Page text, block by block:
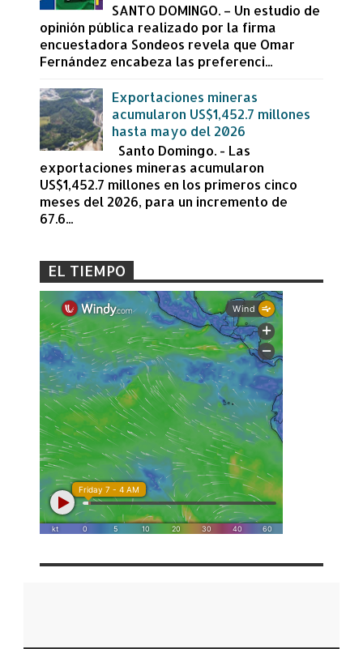
SANTO DOMINGO. – Un estudio de
opinión pública realizado por la firma
encuestadora Sondeos revela que Omar
Fernández encabeza las preferenci...
Exportaciones mineras
acumularon US$1,452.7 millones
hasta mayo del 2026
Santo Domingo. - Las
exportaciones mineras acumularon
US$1,452.7 millones en los primeros cinco
meses del 2026, para un incremento de
67.6...
EL TIEMPO